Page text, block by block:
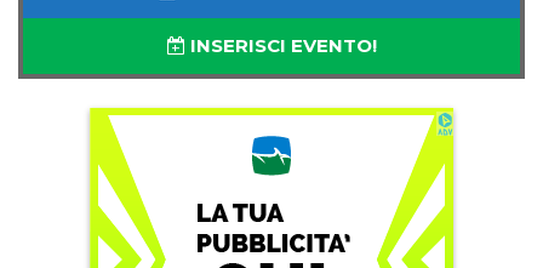
INSERISCI EVENTO!